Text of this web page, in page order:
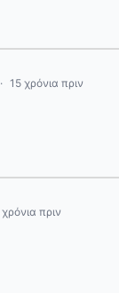
15 χρόνια πριν
πριν